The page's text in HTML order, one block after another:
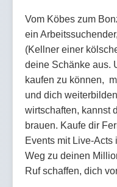
Vom Köbes zum
ein
(Kellner einer
deine Schänke aus.
kaufen zu können,
und dich
wirtschaften, kannst
brauen. Kaufe dir
Events mit Live-Acts
Weg zu deinen
Ruf schaffen, dich